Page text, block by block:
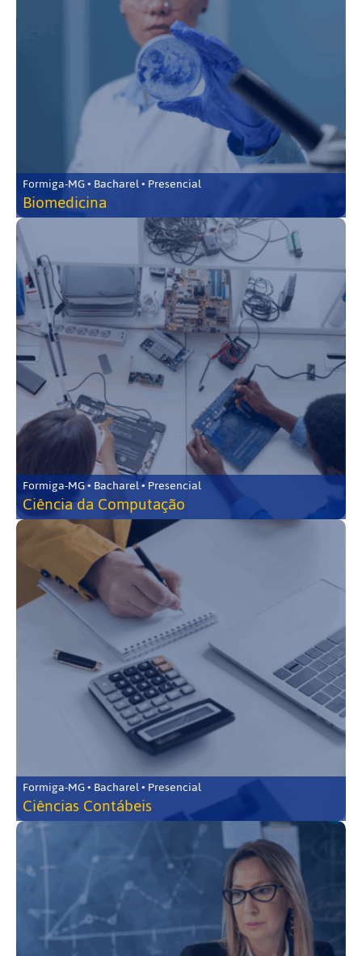
Formiga-MG • Bacharel • Presencial
Biomedicina
Formiga-MG • Bacharel • Presencial
Ciência da Computação
Formiga-MG • Bacharel • Presencial
Ciências Contábeis